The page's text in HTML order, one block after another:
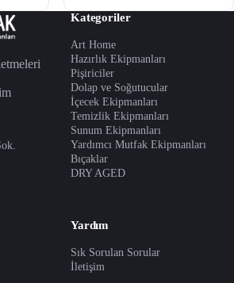
Kategoriler
Art Home
Hazırlık Ekipmanları
Pişiriciler
Dolap ve Soğutucular
İçecek Ekipmanları
Temizlik Ekipmanları
Sunum Ekipmanları
Yardımcı Mutfak Ekipmanları
Bıçaklar
DRY AGED
Yardım
Sık Sorulan Sorular
İletişim